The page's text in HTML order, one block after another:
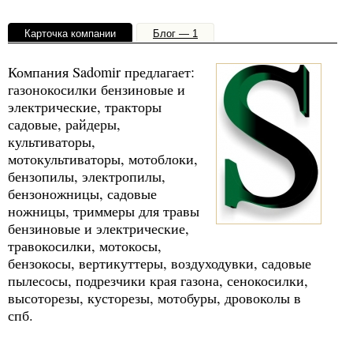
Карточка компании
Блог — 1
Компания Sadomir предлагает:
газонокосилки бензиновые и
электрические, тракторы
садовые, райдеры,
культиваторы,
мотокультиваторы, мотоблоки,
бензопилы, электропилы,
бензоножницы, садовые
ножницы, триммеры для травы
бензиновые и электрические,
травокосилки, мотокосы,
бензокосы, вертикуттеры, воздуходувки, садовые
пылесосы, подрезчики края газона, сенокосилки,
высоторезы, кусторезы, мотобуры, дровоколы в
спб.